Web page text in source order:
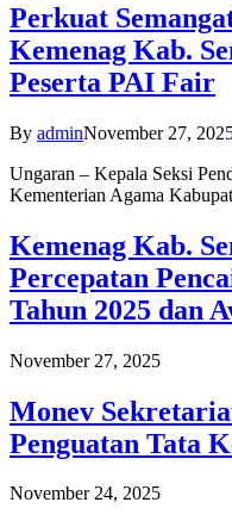
Perkuat
Kemenag Kab.
Peserta PAI Fair
By adminNovember 27,
Ungaran – Kepala Seksi
Kementerian Agama
Kemenag Kab.
Percepatan
Tahun 2025 dan
November 27, 2025
Monev
Penguatan Tata
November 24, 2025